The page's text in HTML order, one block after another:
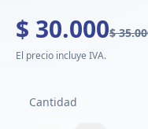
$ 30.000$
El precio incluye IVA.
Cantidad